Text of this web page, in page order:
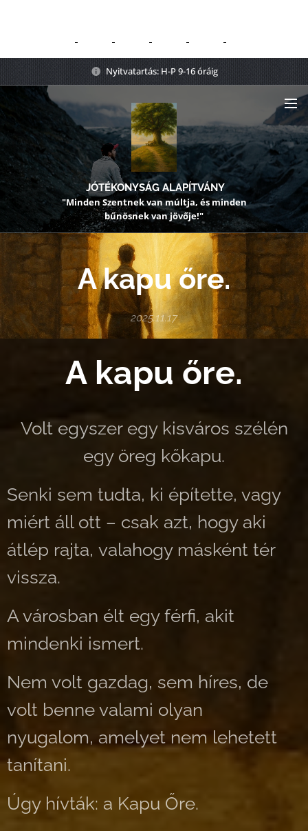
Nyitvatartás: H-P 9-16 óráig
JÓTÉKONYSÁG ALAPÍTVÁNY
"Minden Szentnek van múltja, és minden
bűnösnek van jövője!"
A kapu őre.
2025.11.17
A kapu őre.
Volt egyszer egy kisváros szélén
egy öreg kőkapu.
Senki sem tudta, ki építette, vagy
miért áll ott – csak azt, hogy aki
átlép rajta, valahogy másként tér
vissza.
A városban élt egy férfi, akit
mindenki ismert.
Nem volt gazdag, sem híres, de
volt benne valami olyan
nyugalom, amelyet nem lehetett
tanítani.
Úgy hívták: a Kapu Őre.